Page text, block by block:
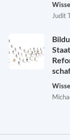
Judit